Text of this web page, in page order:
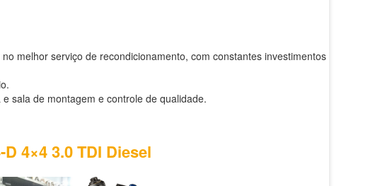
melhor serviço de recondicionamento, com constantes investimentos em
sala de montagem e controle de qualidade.
4×4 3.0 TDI Diesel